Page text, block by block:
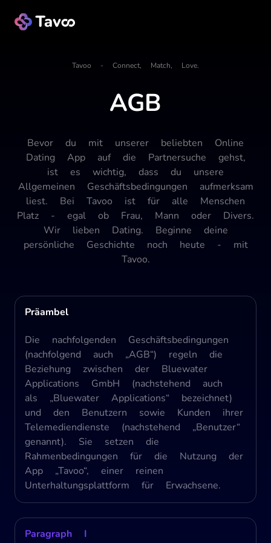
Tavoo - Connect, Match, Love.
AGB
Bevor du mit unserer beliebten Online
Dating App auf die Partnersuche gehst,
ist es wichtig, dass du unsere
Allgemeinen Geschäftsbedingungen aufmerksam
liest. Bei Tavoo ist für alle Menschen
Platz - egal ob Frau, Mann oder Divers.
Wir lieben Dating. Beginne deine
persönliche Geschichte noch heute - mit
Tavoo.
Präambel
Die nachfolgenden Geschäftsbedingungen
(nachfolgend auch „AGB“) regeln die
Beziehung zwischen der Bluewater
Applications GmbH (nachstehend auch
als „Bluewater Applications“ bezeichnet)
und den Benutzern sowie Kunden ihrer
Telemediendienste (nachstehend „Benutzer“
genannt). Sie setzen die
Rahmenbedingungen für die Nutzung der
App „Tavoo“, einer reinen
Unterhaltungsplattform für Erwachsene.
Paragraph I